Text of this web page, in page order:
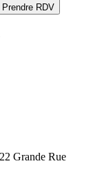
Prendre RDV
22 Grande Rue